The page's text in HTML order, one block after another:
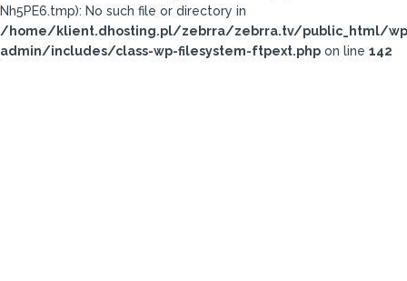
Nh5PE6.tmp): No such file or directory in
/home/klient.dhosting.pl/zebrra/zebrra.tv/public_html/
admin/includes/class-wp-filesystem-ftpext.php on line 142